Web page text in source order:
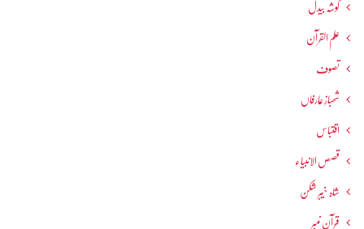
گوشہ بیدل
علم القرآن
تصوف
شھبازِ عارفاں
اقتباس
قصص الانبیاء
شاہ خیبر شکن
قرآن نمبر